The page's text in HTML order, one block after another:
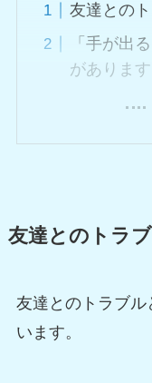
友達との
「手が出
があります
友達とのトラ
友達とのトラブ
います。